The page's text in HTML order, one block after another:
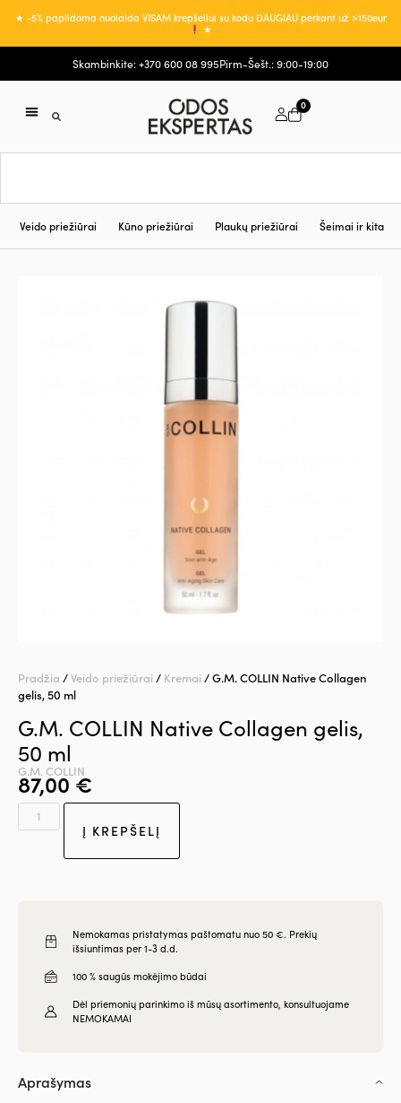
★ -5% papildoma nuolaida VISAM krepšeliui su kodu DAUGIAU perkant už >150eur
★
Skambinkite: +370 600 08 995Pirm-Šešt.: 9:00-19:00
0
Veido priežiūrai Kūno priežiūrai Plaukų priežiūrai Šeimai ir kita
Pradžia /Veido priežiūrai / Kremai / G.M. COLLIN Native Collagen
gelis, 50 ml
G.M. COLLIN Native Collagen gelis,
50 ml
G.M. COLLIN
87,00€
Į KREPŠELĮ
Nemokamas pristatymas paštomatu nuo 50 €. Prekių
išsiuntimas per 1-3 d.d.
100 % saugūs mokėjimo būdai
Dėl priemonių parinkimo iš mūsų asortimento, konsultuojame
NEMOKAMAI
Aprašymas